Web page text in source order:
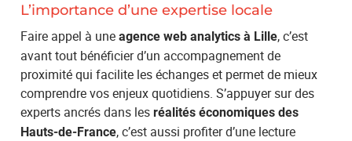
L’importance d’une expertise locale
Faire appel à uneagence web analytics à Lille, c’est
avant tout bénéficier d’un accompagnement de
proximité qui facilite les échanges et permet de mieux
comprendre vos enjeux quotidiens. S’appuyer sur des
experts ancrés dans lesréalités économiques des
Hauts-de-France, c’est aussi profiter d’une lecture